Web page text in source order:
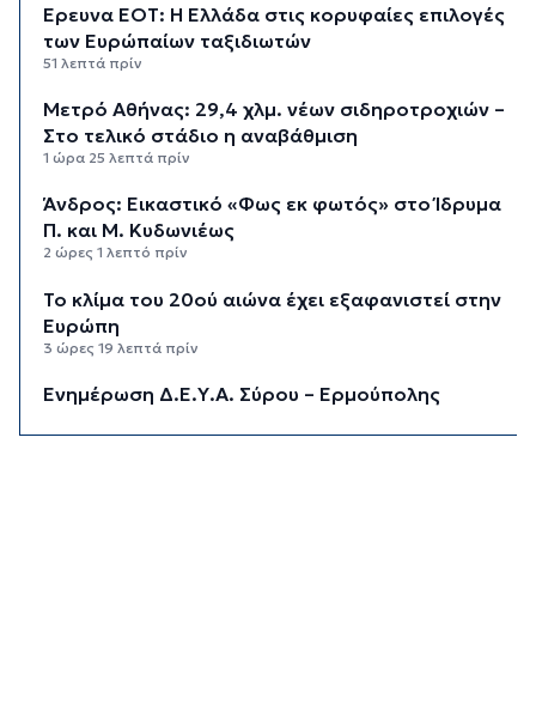
Έρευνα ΕΟΤ: Η Ελλάδα στις κορυφαίες επιλογές
των Ευρώπαίων ταξιδιωτών
51 λεπτά πρίν
Μετρό Αθήνας: 29,4 χλμ. νέων σιδηροτροχιών –
Στο τελικό στάδιο η αναβάθμιση
1 ώρα 25 λεπτά πρίν
Άνδρος: Εικαστικό «Φως εκ φωτός» στο Ίδρυμα
Π. και Μ. Κυδωνιέως
2 ώρες 1 λεπτό πρίν
Το κλίμα του 20ού αιώνα έχει εξαφανιστεί στην
Ευρώπη
3 ώρες 19 λεπτά πρίν
Ενημέρωση Δ.Ε.Υ.Α. Σύρου – Ερμούπολης